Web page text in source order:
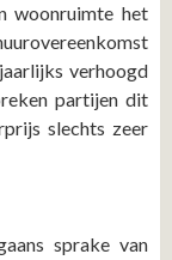
woonruimte het
verhoogd
partijen dit
slechts zeer
sprake van